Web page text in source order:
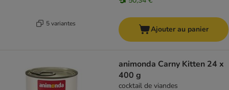
5 variantes
Ajouter au panier
animonda Carny Kitten 24 x
400 g
cocktail de viandes